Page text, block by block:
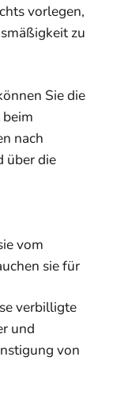
vorlegen,
zu
Sie die
nach
über die
vom
sie für
verbilligte
und
von